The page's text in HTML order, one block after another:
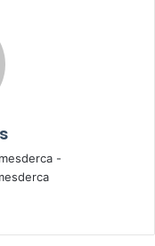
-